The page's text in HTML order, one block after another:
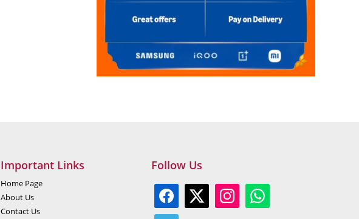
Important Links
Home Page
About Us
Contact Us
Follow Us